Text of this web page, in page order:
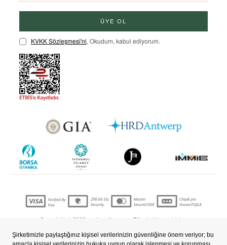
ÜYE OL
KVKK Sözleşmesi'ni, Okudum, kabul ediyorum.
Copyright © 2022 nevjewellery.com Tüm hakları saklıdır..
T-SoftE-TicaretSistemleriyle Hazırlanmıştır.